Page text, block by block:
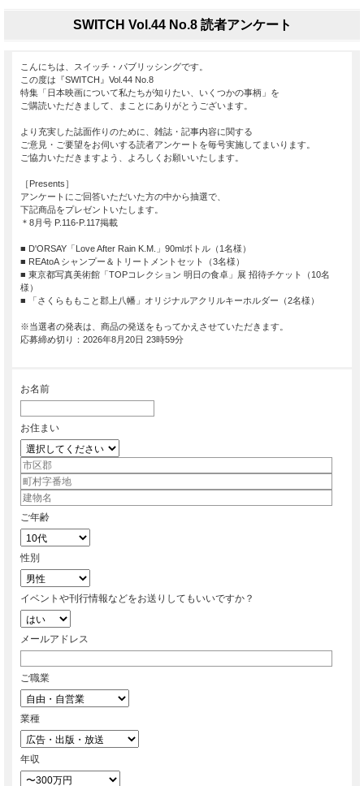
SWITCH Vol.44 No.8 読者アンケート
こんにちは、スイッチ・パブリッシングです。
この度は『SWITCH』Vol.44 No.8
特集「日本映画について私たちが知りたい、いくつかの事柄」を
ご購読いただきまして、まことにありがとうございます。
より充実した誌面作りのために、雑誌・記事内容に関する
ご意見・ご要望をお伺いする読者アンケートを毎号実施してまいります。
ご協力いただきますよう、よろしくお願いいたします。
［Presents］
アンケートにご回答いただいた方の中から抽選で、
下記商品をプレゼントいたします。
＊8月号 P.116-P.117掲載
■ D'ORSAY「Love After Rain K.M.」90mlボトル（1名様）
■ REAtoA シャンプー＆トリートメントセット（3名様）
■ 東京都写真美術館「TOPコレクション 明日の食卓」展 招待チケット（10名
様）
■ 「さくらももこと郡上八幡」オリジナルアクリルキーホルダー（2名様）
※当選者の発表は、商品の発送をもってかえさせていただきます。
応募締め切り：2026年8月20日 23時59分
お名前
お住まい
ご年齢
性別
イベントや刊行情報などをお送りしてもいいですか？
メールアドレス
ご職業
業種
年収